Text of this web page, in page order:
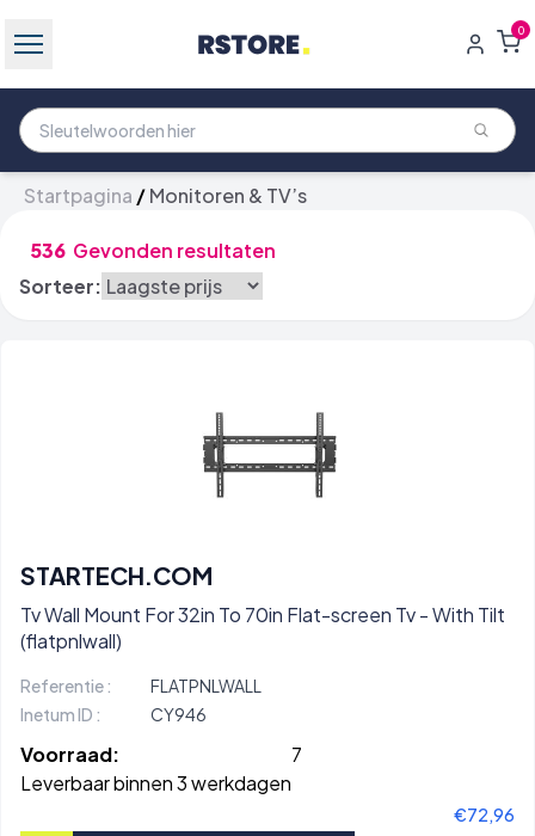
0
Startpagina /Monitoren & TV’s
536 Gevonden resultaten
Sorteer:
STARTECH.COM
Tv Wall Mount For 32in To 70in Flat-screen Tv - With Tilt
(flatpnlwall)
Referentie :
FLATPNLWALL
Inetum ID :
CY946
Voorraad:
7
Leverbaar binnen 3 werkdagen
€72,96